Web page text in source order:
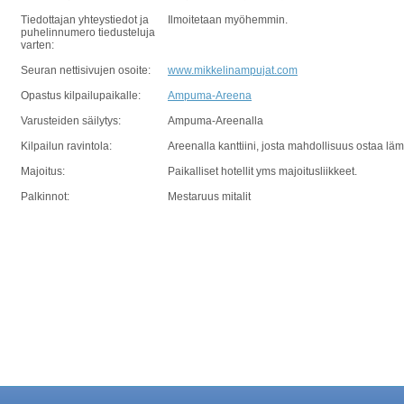
Tiedottajan yhteystiedot ja
puhelinnumero tiedusteluja
varten:
Ilmoitetaan myöhemmin.
Seuran nettisivujen osoite:
www.mikkelinampujat.com
Opastus kilpailupaikalle:
Ampuma-Areena
Varusteiden säilytys:
Ampuma-Areenalla
Kilpailun ravintola:
Areenalla kanttiini, josta mahdollisuus ostaa
Majoitus:
Paikalliset hotellit yms majoitusliikkeet.
Palkinnot:
Mestaruus mitalit